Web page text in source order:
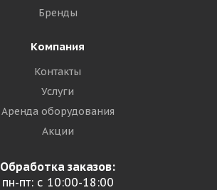
Бренды
Компания
Контакты
Услуги
Аренда оборудования
Акции
Обработка заказов:
пн-пт: с 10:00-18:00